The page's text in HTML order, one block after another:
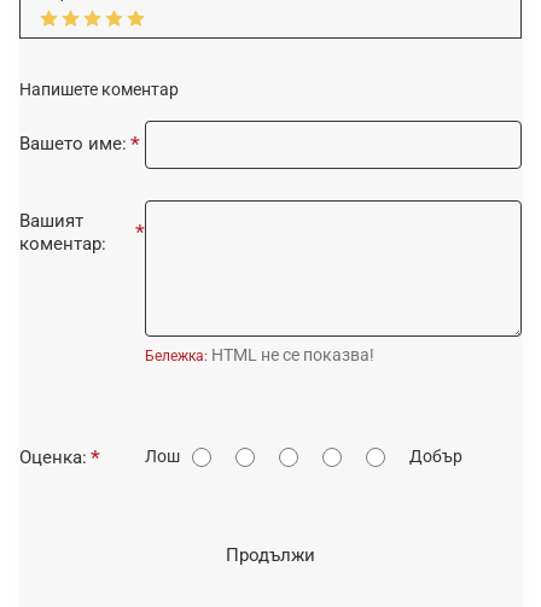
Напишете коментар
Вашето име:
Вашият
коментар:
Бележка: HTML не се показва!
О
Оценка: Лош Добър
Продължи